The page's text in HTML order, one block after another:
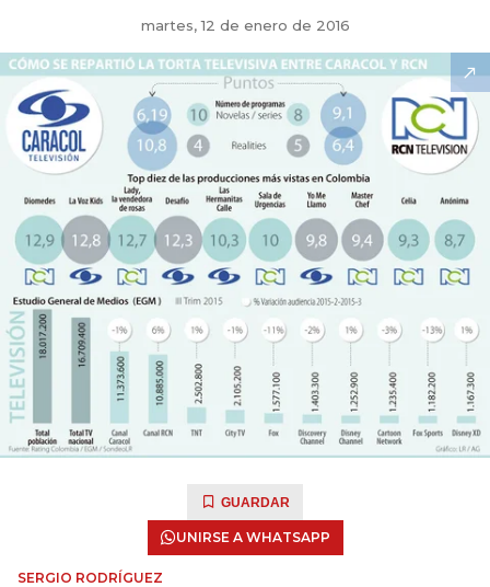
martes, 12 de enero de 2016
GUARDAR
UNIRSE A WHATSAPP
SERGIO RODRÍGUEZ